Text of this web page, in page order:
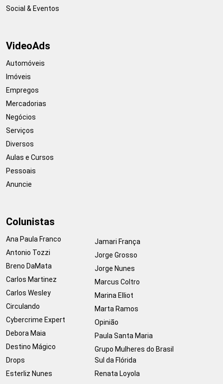
Social & Eventos
VideoAds
Automóveis
Imóveis
Empregos
Mercadorias
Negócios
Serviços
Diversos
Aulas e Cursos
Pessoais
Anuncie
Colunistas
Ana Paula Franco
Antonio Tozzi
Breno DaMata
Carlos Martinez
Carlos Wesley
Circulando
Cybercrime Expert
Debora Maia
Destino Mágico
Drops
Esterliz Nunes
Jamari França
Jorge Grosso
Jorge Nunes
Marcus Coltro
Marina Elliot
Marta Ramos
Opinião
Paula Santa Maria
Grupo Mulheres do Brasil
Sul da Flórida
Renata Loyola